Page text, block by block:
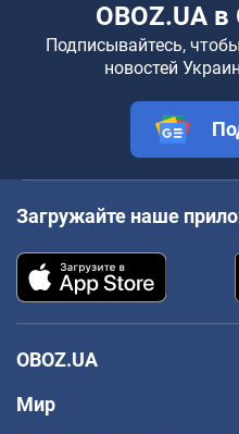
OBOZ.UA
Подписывайтесь,
новостей
Загружайте наше
OBOZ.UA
Мир